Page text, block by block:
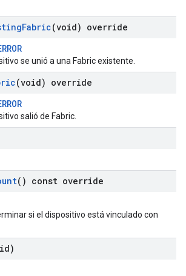
Fabric(void) override
se unió a una Fabric existente.
(void) override
salió de Fabric.
() const override
si el dispositivo está vinculado con